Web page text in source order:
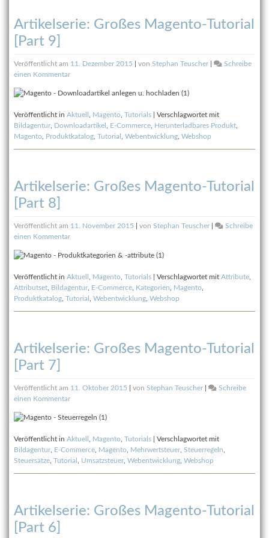
Artikelserie: Großes Magento-Tutorial
[Part 9]
Veröffentlicht am 11. Dezember 2015 |vonStephan Teuscher |
Schreibe
einen Kommentarzu
Großes
Tutorial
[Part
9]
Veröffentlicht inAktuell Magento ,Tutorials |Verschlagwortet mit
Bildagentur Downloadartikel E-Commerce Herunterladbares Produkt
Magento Produktkatalog ,Tutorial ,Webentwicklung ,Webshop
Artikelserie: Großes Magento-Tutorial
[Part 8]
Veröffentlicht am 11. November 2015 |vonStephan Teuscher |
Schreibe
einen Kommentarzu
Großes
Tutorial
[Part
8]
Veröffentlicht inAktuell Magento ,Tutorials |Verschlagwortet mitAttribute
Attributset Bildagentur E-Commerce Kategorien Magento
Produktkatalog ,Tutorial ,Webentwicklung ,Webshop
Artikelserie: Großes Magento-Tutorial
[Part 7]
Veröffentlicht am 11. Oktober 2015 |vonStephan Teuscher |
Schreibe
einen Kommentarzu
Großes
Tutorial
[Part
7]
Veröffentlicht inAktuell Magento ,Tutorials |Verschlagwortet mit
Bildagentur
E-Commerce Magento Mehrwertsteuer ,Steuerregeln
Steuersätze ,Tutorial Umsatzsteuer ,Webentwicklung ,Webshop
Artikelserie: Großes Magento-Tutorial
[Part 6]